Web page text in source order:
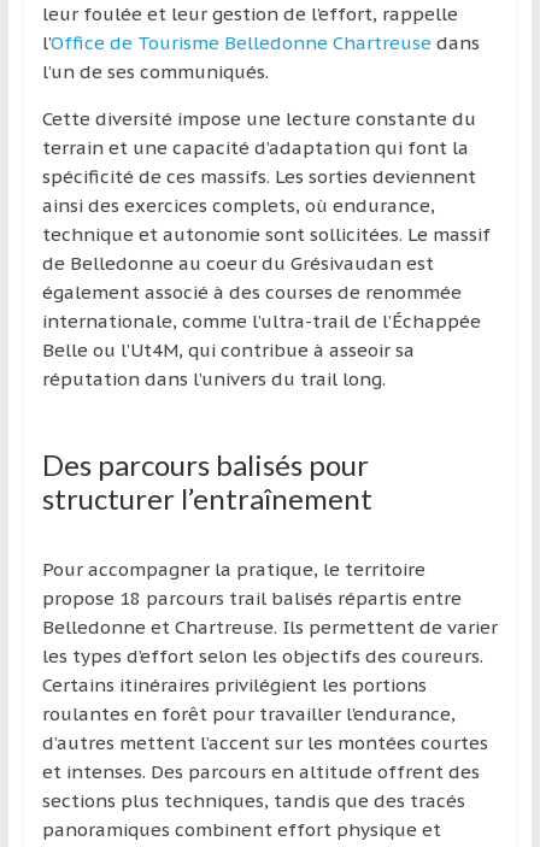
leur foulée et leur gestion de l’effort, rappelle
l’Office de Tourisme Belledonne Chartreusedans
l’un de ses communiqués.
Cette diversité impose une lecture constante du
terrain et une capacité d’adaptation qui font la
spécificité de ces massifs. Les sorties deviennent
ainsi des exercices complets, où endurance,
technique et autonomie sont sollicitées. Le massif
de Belledonne au coeur du Grésivaudan est
également associé à des courses de renommée
internationale, comme l’ultra-trail de l’Échappée
Belle ou l’Ut4M, qui contribue à asseoir sa
réputation dans l’univers du trail long.
Des parcours balisés pour
structurer l’entraînement
Pour accompagner la pratique, le territoire
propose 18 parcours trail balisés répartis entre
Belledonne et Chartreuse. Ils permettent de varier
les types d’effort selon les objectifs des coureurs.
Certains itinéraires privilégient les portions
roulantes en forêt pour travailler l’endurance,
d’autres mettent l’accent sur les montées courtes
et intenses. Des parcours en altitude offrent des
sections plus techniques, tandis que des tracés
panoramiques combinent effort physique et